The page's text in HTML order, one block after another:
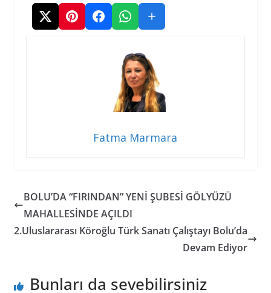
Fatma Marmara
BOLU’DA “FIRINDAN” YENİ ŞUBESİ GÖLYÜZÜ
MAHALLESİNDE AÇILDI
2.Uluslararası Köroğlu Türk Sanatı Çalıştayı Bolu’da
Devam Ediyor
Bunları da sevebilirsiniz